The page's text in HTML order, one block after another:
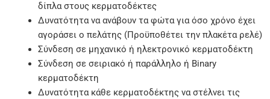
δίπλα στους κερματοδέκτες
Δυνατότητα να ανάβουν τα φώτα για όσο χρόνο έχει
αγοράσει ο πελάτης (Προϋποθέτει την πλακέτα ρελέ)
Σύνδεση σε μηχανικό ή ηλεκτρονικό κερματοδέκτη
Σύνδεση σε σειριακό ή παράλληλο ή Binary
κερματοδέκτη
Δυνατότητα κάθε κερματοδέκτης να στέλνει τις